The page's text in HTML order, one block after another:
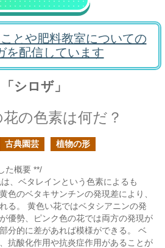
とや肥料教室についての
を配信しています
シロザ」
の色素は何だ？
古典園芸 植物の形
た概要 **/
、ベタレインという色素によるも
色のベタキサンチンの発現差により、
る。 黄色い花ではベタシアニンの発
優勢、ピンク色の花では両方の発現が
分的に差があれば模様ができる。 ベ
抗酸化作用や抗炎症作用があることが